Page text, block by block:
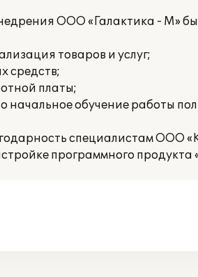
ООО «Галактика - М»
товаров и услуг;
средств;
платы;
начальное обучение работы
специалистам ООО
программного продукта